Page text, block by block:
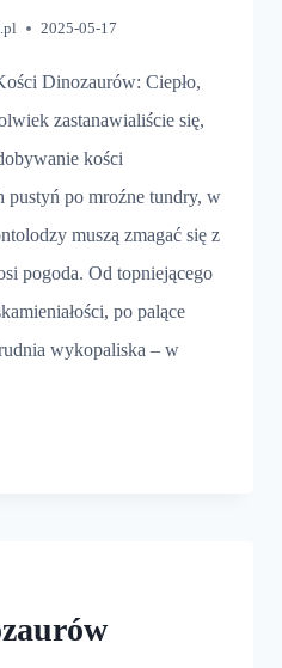
2025-05-17
Dinozaurów: Ciepło,
zastanawialiście się,
kości
pustyń po mroźne tundry, w
muszą zmagać się z
pogoda. Od topniejącego
po palące
wykopaliska – w